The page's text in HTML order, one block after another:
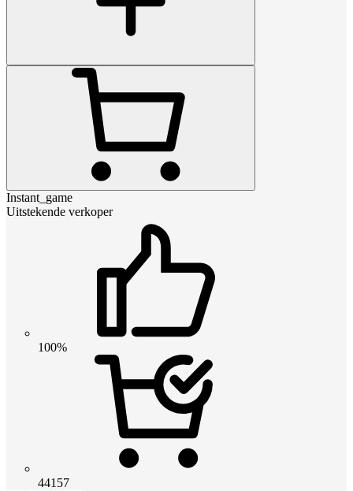
Instant_game
Uitstekende verkoper
100%
44157